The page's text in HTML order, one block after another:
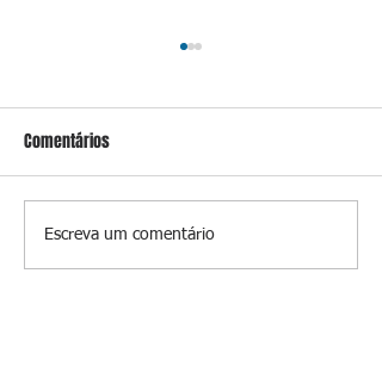
Conceição
Comentários
Escreva um comentário